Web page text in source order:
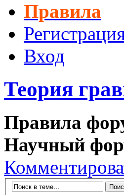
Правила
Вход
Теория
Правила
Научный